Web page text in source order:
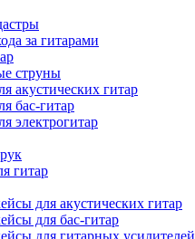
за гитарами
струны
акустических гитар
бас-гитар
электрогитар
гитар
для акустических гитар
для бас-гитар
для гитарных усилителей